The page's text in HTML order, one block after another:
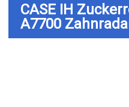
CASE IH
A7700